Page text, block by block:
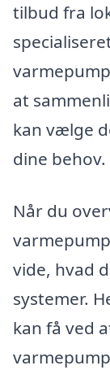
tilbud fra
at
kan vælge
dine behov.
Når du
vide, hvad
systemer.
kan få ved